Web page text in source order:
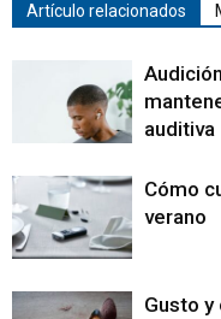
Artículo relacionados
auditiva
Cómo
verano
Gusto y